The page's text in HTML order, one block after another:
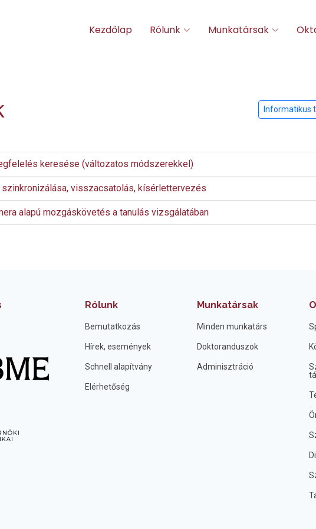
Kezdőlap Rólunk Munkatársak
Informatikus
keresése (változatos módszerekkel)
visszacsatolás, kísérlettervezés
alapú mozgáskövetés a tanulás vizsgálatában
Rólunk
Bemutatkozás
Hírek, események
Schnell alapítvány
Elérhetőség
Munkatársak
Minden munkatárs
Doktoranduszok
Adminisztráció